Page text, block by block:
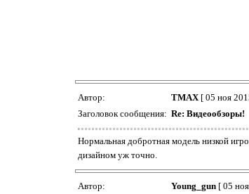
Автор: TMAX [ 05 ноя
Заголовок сообщения: Re: Видеообзоры!
Нормальная добротная модель низкой
дизайном уж точно.
Автор: Young_gun [ 05